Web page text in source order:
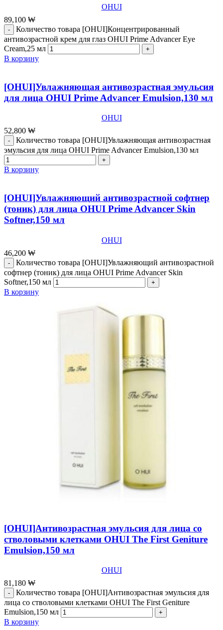
OHUI
89,100 ₩
Количество товара [OHUI]Концентрированный
антивозрастной крем для глаз OHUI Prime Advancer Eye
Cream,25 мл
В корзину
[OHUI]Увлажняющая антивозрастная эмульсия
для лица OHUI Prime Advancer Emulsion,130 мл
OHUI
52,800 ₩
Количество товара [OHUI]Увлажняющая антивозрастная
эмульсия для лица OHUI Prime Advancer Emulsion,130 мл
В корзину
[OHUI]Увлажняющий антивозрастной софтнер
(тоник) для лица ОHUI Prime Advancer Skin
Softner,150 мл
OHUI
46,200 ₩
Количество товара [OHUI]Увлажняющий антивозрастной
софтнер (тоник) для лица ОHUI Prime Advancer Skin
Softner,150 мл
В корзину
[OHUI]Антивозрастная эмульсия для лица со
стволовыми клетками OHUI The First Geniture
Emulsion,150 мл
OHUI
81,180 ₩
Количество товара [OHUI]Антивозрастная эмульсия для
лица со стволовыми клетками OHUI The First Geniture
Emulsion,150 мл
В корзину